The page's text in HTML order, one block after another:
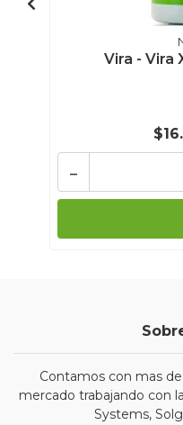
Vira - Vira
-
Contamos con mas
mercado trabajando con
Systems,